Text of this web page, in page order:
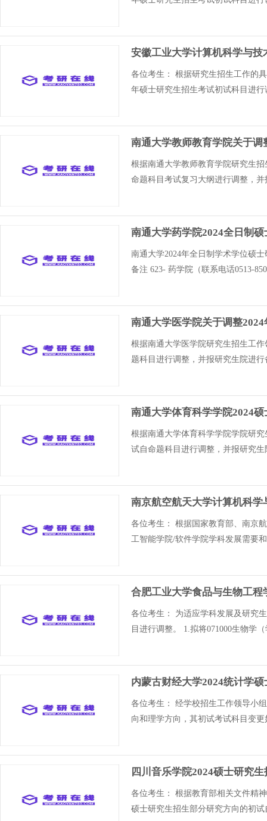
安徽工业大学计算机科学与
各位考生： 根据研究生招生工作的
年硕士研究生招生考试初试科目进
南通大学教师教育学院关于
根据南通大学教师教育学院研究生
命题科目考试复习大纲进行调整，
南通大学药学院2024全日制
南通大学2024年全日制学术学位硕
备注 623- 药学院（联系电话0513-
南通大学医学院关于调整
根据南通大学医学院研究生招生工
题科目进行调整，并报研究生院进
南通大学体育科学学院2024
根据南通大学体育科学学院学院研
试自命题科目进行调整，并报研究
南京航空航天大学计算机科
各位考生： 根据国家教育部、南京
工智能学院/软件学院学科发展需要
合肥工业大学食品与生物工
各位考生： 为适应学科发展及研究
目进行调整。 1.拟将071000生物学
内蒙古财经大学2024统计学
各位考生： 经学校招生工作领导小
向和理学方向，其初试考试科目变
四川音乐学院2024硕士研究
各位考生： 根据教育部相关文件精
硕士研究生招生部分研究方向的初